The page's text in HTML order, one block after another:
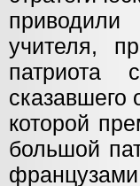
приводили
учителя,
патриота
сказавшего
которой
большой